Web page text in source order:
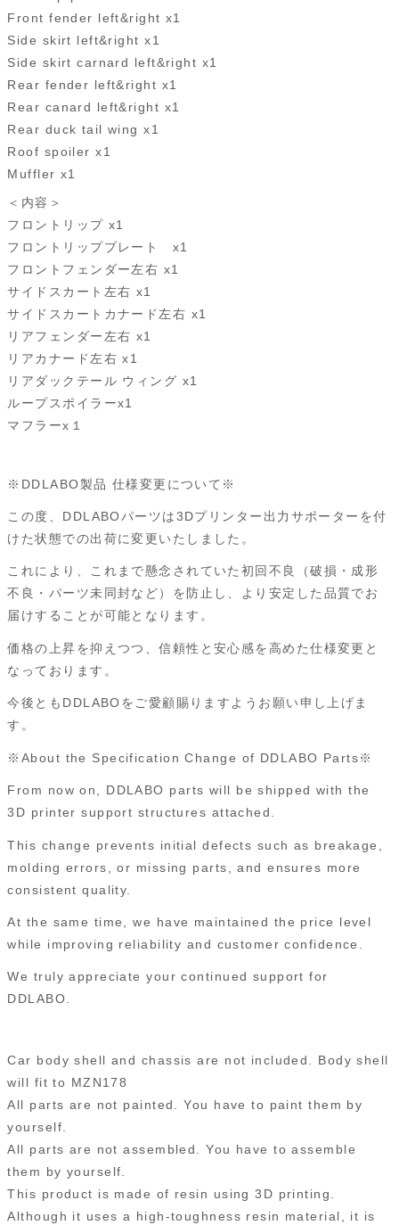
Front fender left&right x1
Side skirt left&right x1
Side skirt carnard left&right x1
Rear fender left&right x1
Rear canard left&right x1
Rear duck tail wing x1
Roof spoiler x1
Muffler x1
＜内容＞
フロントリップ x1
フロントリッププレート x1
フロントフェンダー左右 x1
サイドスカート左右 x1
サイドスカートカナード左右 x1
リアフェンダー左右 x1
リアカナード左右 x1
リアダックテール ウィング x1
ループスポイラーx1
マフラーx１
※DDLABO製品 仕様変更について※
この度、DDLABOパーツは3Dプリンター出力サポーターを付
けた状態での出荷に変更いたしました。
これにより、これまで懸念されていた初回不良（破損・成形
不良・パーツ未同封など）を防止し、より安定した品質でお
届けすることが可能となります。
価格の上昇を抑えつつ、信頼性と安心感を高めた仕様変更と
なっております。
今後ともDDLABOをご愛顧賜りますようお願い申し上げま
す。
※About the Specification Change of DDLABO Parts※
From now on, DDLABO parts will be shipped with the
3D printer support structures attached.
This change prevents initial defects such as breakage,
molding errors, or missing parts, and ensures more
consistent quality.
At the same time, we have maintained the price level
while improving reliability and customer confidence.
We truly appreciate your continued support for
DDLABO.
Car body shell and chassis are not included. Body shell
will fit to MZN178
All parts are not painted. You have to paint them by
yourself.
All parts are not assembled. You have to assemble
them by yourself.
This product is made of resin using 3D printing.
Although it uses a high-toughness resin material, it is